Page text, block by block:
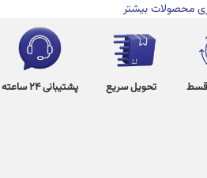
محصولات بیشتر
تحویل سریع پشتیبانی 24 ساعته